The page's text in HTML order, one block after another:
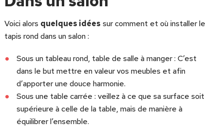
Voici alors quelques idées sur comment et où installer le
tapis rond dans un salon :
Sous un tableau rond, table de salle à manger : C’est
dans le but mettre en valeur vos meubles et afin
d’apporter une douce harmonie.
Sous une table carrée : veillez à ce que sa surface soit
supérieure à celle de la table, mais de manière à
équilibrer l’ensemble.